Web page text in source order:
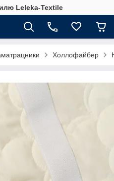
Leleka-Textile
Холлофайбер